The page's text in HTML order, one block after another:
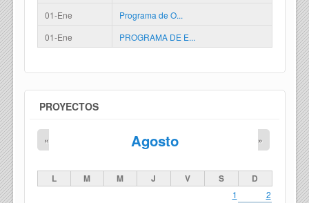
01-Ene
Programa de O...
01-Ene
PROGRAMA DE E...
PROYECTOS
Agosto
« »
L M M J V S D
1
2